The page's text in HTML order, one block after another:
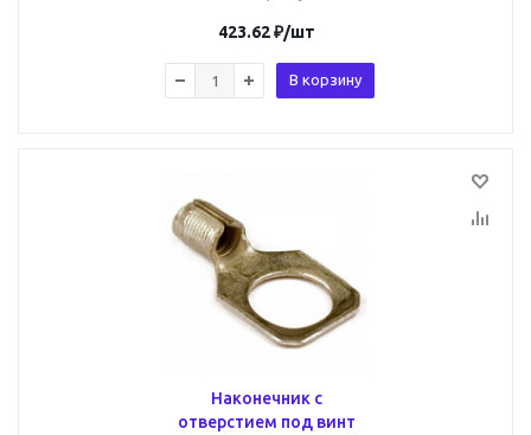
423.62₽/шт
В корзину
Наконечник с
отверстием под винт